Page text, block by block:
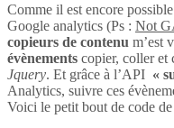
Comme il est encore
Google analytics (Ps : Not
copieurs de contenu m’est
évènements copier, coller et
Jquery. Et grâce à l’API «
Analytics, suivre ces
Voici le petit bout de code de